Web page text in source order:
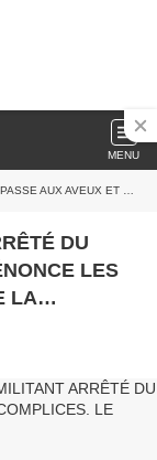
MENU
LE PPACI DENONCE LA MACHINATION
DU
LES
LA